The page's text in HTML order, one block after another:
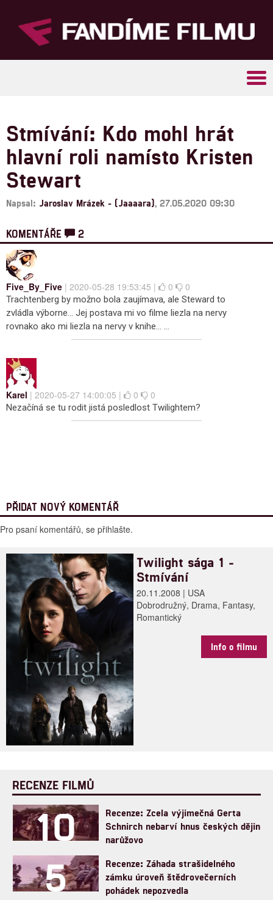
Stmívání: Kdo mohl hrát
hlavní roli namísto Kristen
Stewart
Napsal: Jaroslav Mrázek - (Jaaaara), 27.05.2020 09:30
KOMENTÁŘE 2
Five_By_Five | 2020-05-28 19:53:45 | 0 0
Trachtenberg by možno bola zaujímava, ale Steward to
zvládla výborne... Jej postava mi vo filme liezla na nervy
rovnako ako mi liezla na nervy v knihe... ...
Karel | 2020-05-27 14:00:05 | 0 0
Nezačíná se tu rodit jistá posledlost Twilightem?
PŘIDAT NOVÝ KOMENTÁŘ
Pro psaní komentářů, se přihlašte.
Twilight sága 1 -
Stmívání
20.11.2008 | USA
Dobrodružný, Drama, Fantasy,
Romantický
Info o filmu
RECENZE FILMŮ
10
Recenze: Zcela výjimečná Gerta
Schnirch nebarví hnus českých dějin
narůžovo
5
Recenze: Záhada strašidelného
zámku úroveň štědrovečerních
pohádek nepozvedla